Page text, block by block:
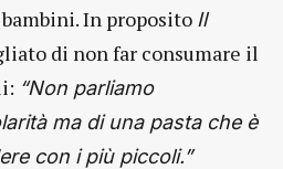
In proposito Il
di non far consumare il
“Non parliamo
ma di una pasta che è
con i più piccoli.”